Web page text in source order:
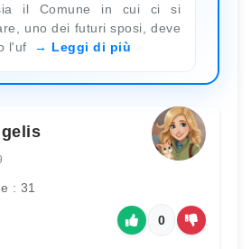
il Comune in cui ci si
uno dei futuri sposi, deve
l'uf
Leggi di più
: 31
0